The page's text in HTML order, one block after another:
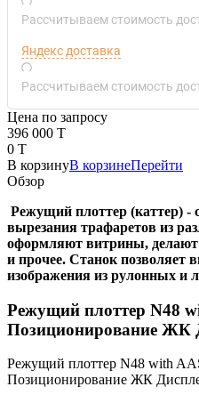
Рассчитываем стоимость
Яндекс доставка
Рассчитываем стоимость
Цена по запросу
396 000 T
0 T
В корзинуВ корзинеПерейти
Обзор
Режущий плоттер (каттер) -
вырезания трафаретов из
оформляют витрины,
и прочее. Станок позволяет
изображения из рулонных и
Режущий плоттер N48
Позиционирование ЖК
Режущий плоттер N48 with
Позиционирование ЖК